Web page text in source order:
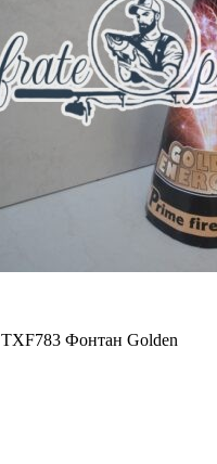
TXF783 Фонтан Golden